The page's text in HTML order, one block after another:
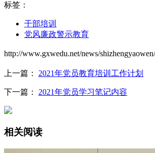
标签：
干部培训
党风廉政警示教育
http://www.gxwedu.net/news/
上一篇： 2021年党员教育培训工作计划
下一篇： 2021年党员学习笔记内容
相关阅读